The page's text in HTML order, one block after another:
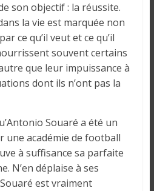
son objectif : la réussite.
la vie est marquée non
ce qu’il veut et ce qu’il
souvent certains
que leur impuissance à
dont ils n’ont pas la
Souaré a été un
une académie de football
à suffisance sa parfaite
N’en déplaise à ses
est vraiment